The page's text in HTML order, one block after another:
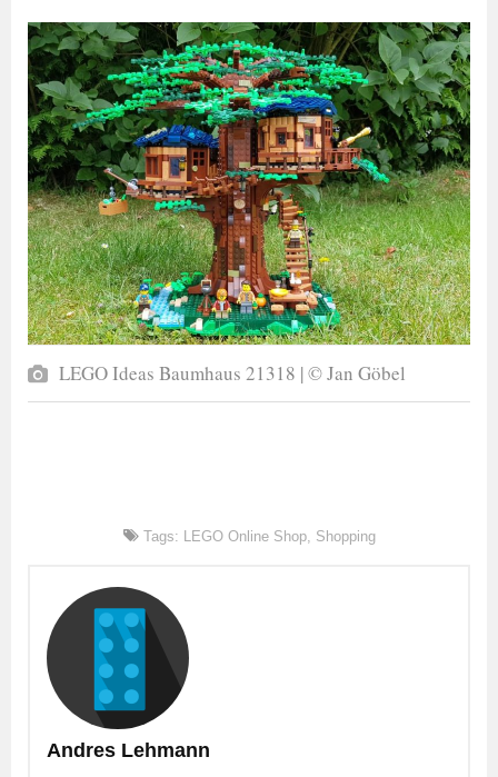
LEGO Ideas Baumhaus 21318 | © Jan Göbel
Tags: LEGO Online Shop, Shopping
Andres Lehmann